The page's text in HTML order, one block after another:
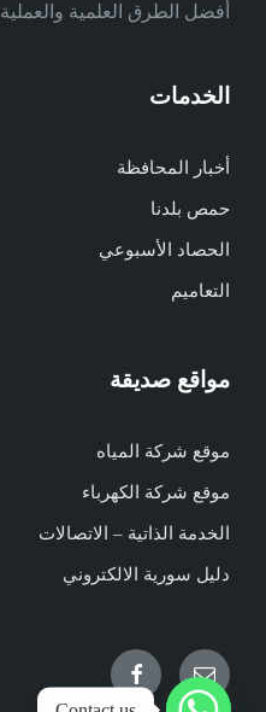
أفضل الطرق العلمية والعملية
الخدمات
أخبار المحافظة
حمص بلدنا
الحصاد الأسبوعي
التعاميم
مواقع صديقة
موقع شركة المياه
موقع شركة الكهرباء
الخدمة الذاتية – الاتصالات
دليل سورية الالكتروني
Email
Facebook